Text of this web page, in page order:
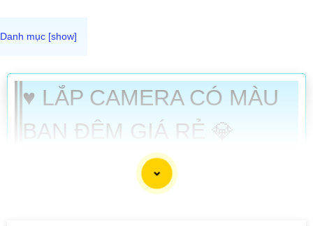
♥️ LẮP CAMERA CÓ MÀU
BAN ĐÊM GIÁ RẺ 💎
️📜 Camera có màu ban đêm là hình ảnh trong điều kiện không
có ánh sáng vẫn thấy được màu sắc gần như ban ngày bơi